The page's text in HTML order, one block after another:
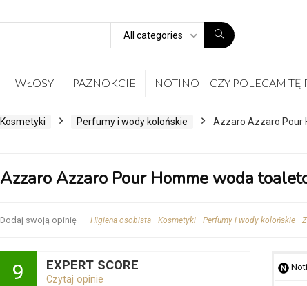
All categories
WŁOSY PAZNOKCIE NOTINO – CZY POLECAM TĘ
Kosmetyki Perfumy i wody kolońskie Azzaro Azzaro Pour
Azzaro Azzaro Pour Homme woda
Dodaj swoją opinię Higiena osobista Kosmetyki Perfumy i wody kolońskie
9 EXPERT SCORE
Czytaj opinie